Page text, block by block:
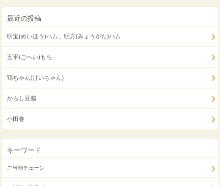
最近の投稿
明宝(めいほう)ハム、明方(みょうがた)ハム
五平(ごへい)もち
鶏ちゃん(けいちゃん)
からし豆腐
小田巻
キーワード
ご当地チェーン